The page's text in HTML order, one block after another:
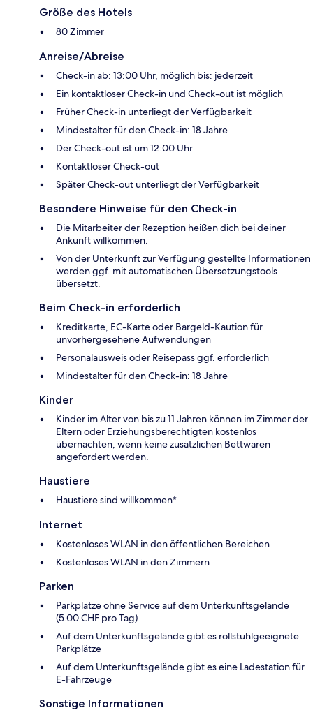
Größe des Hotels
80 Zimmer
Anreise/Abreise
Check-in ab: 13:00 Uhr, möglich bis: jederzeit
Ein kontaktloser Check-in und Check-out ist möglich
Früher Check-in unterliegt der Verfügbarkeit
Mindestalter für den Check-in: 18 Jahre
Der Check-out ist um 12:00 Uhr
Kontaktloser Check-out
Später Check-out unterliegt der Verfügbarkeit
Besondere Hinweise für den Check-in
Die Mitarbeiter der Rezeption heißen dich bei deiner
Ankunft willkommen.
Von der Unterkunft zur Verfügung gestellte Informationen
werden ggf. mit automatischen Übersetzungstools
übersetzt.
Beim Check-in erforderlich
Kreditkarte, EC-Karte oder Bargeld-Kaution für
unvorhergesehene Aufwendungen
Personalausweis oder Reisepass ggf. erforderlich
Mindestalter für den Check-in: 18 Jahre
Kinder
Kinder im Alter von bis zu 11 Jahren können im Zimmer der
Eltern oder Erziehungsberechtigten kostenlos
übernachten, wenn keine zusätzlichen Bettwaren
angefordert werden.
Haustiere
Haustiere sind willkommen*
Internet
Kostenloses WLAN in den öffentlichen Bereichen
Kostenloses WLAN in den Zimmern
Parken
Parkplätze ohne Service auf dem Unterkunftsgelände
(5.00 CHF pro Tag)
Auf dem Unterkunftsgelände gibt es rollstuhlgeeignete
Parkplätze
Auf dem Unterkunftsgelände gibt es eine Ladestation für
E-Fahrzeuge
Sonstige Informationen